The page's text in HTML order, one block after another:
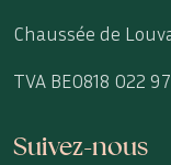
Chaussée de
TVA BE0818 022
Suivez-nous